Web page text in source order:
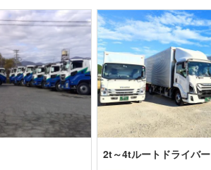
2t～4tルートドライバー